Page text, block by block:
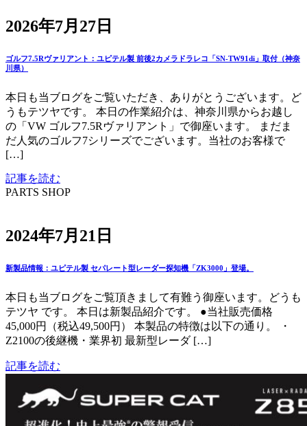
2026年7月27日
ゴルフ7.5Rヴァリアント：ユピテル製 前後2カメラドラレコ「SN-TW91di」取付（神奈
川県）
本日も当ブログをご覧いただき、ありがとうございます。ど
うもテツヤです。 本日の作業紹介は、神奈川県からお越し
の「VW ゴルフ7.5Rヴァリアント」で御座います。 まだま
だ人気のゴルフ7シリーズでございます。当社のお客様で
[…]
記事を読む
PARTS SHOP
2024年7月21日
新製品情報：ユピテル製 セパレート型レーダー探知機「ZK3000」登場。
本日も当ブログをご覧頂きまして有難う御座います。どうも
テツヤ です。 本日は新製品紹介です。 ●当社販売価格
45,000円（税込49,500円） 本製品の特徴は以下の通り。 ・
Z2100の後継機・業界初 最新型レーダ […]
記事を読む